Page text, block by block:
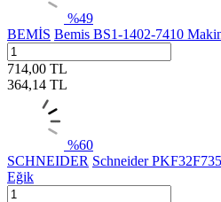
%49
BEMİS Bemis BS1-1402-7410
714,00 TL
364,14 TL
%60
SCHNEIDER Schneider
Eğik